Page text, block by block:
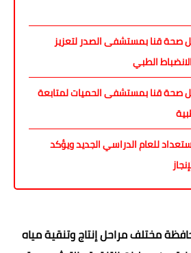
صحة قنا بمستشفى الصدر لتعزيز
الطبي
صحة قنا بمستشفى الحميات لمتابعة
للعام الدراسي الجديد ويؤكد
مختلف مراحل إنتاج وتنقية مياه